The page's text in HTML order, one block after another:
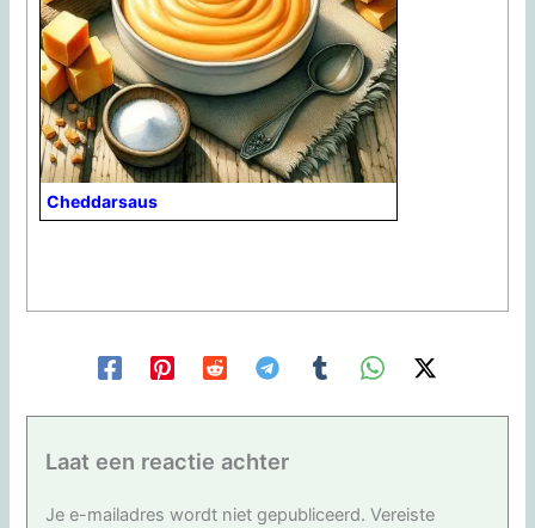
Cheddarsaus
Laat een reactie achter
Je e-mailadres wordt niet gepubliceerd. Vereiste